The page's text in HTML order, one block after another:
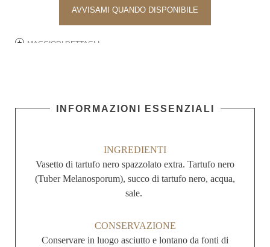
AVVISAMI QUANDO DISPONIBILE
MAGGIORI DETTAGLI
INFORMAZIONI ESSENZIALI
INGREDIENTI
Vasetto di tartufo nero spazzolato extra. Tartufo nero
(Tuber Melanosporum), succo di tartufo nero, acqua,
sale.
CONSERVAZIONE
Conservare in luogo asciutto e lontano da fonti di